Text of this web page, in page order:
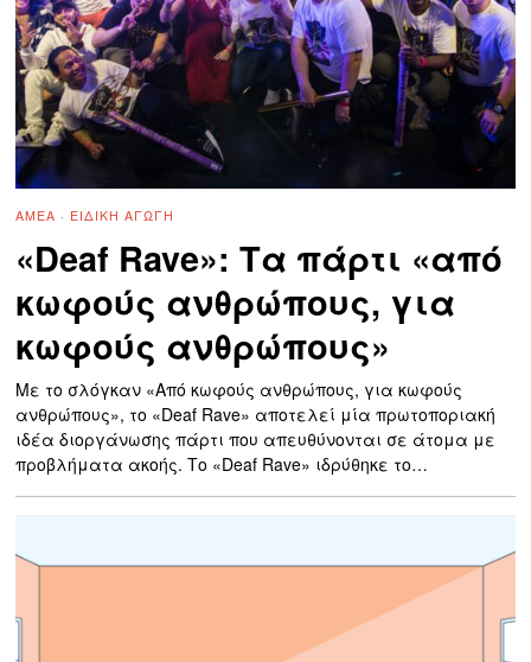
ΑΜΕΑ · ΕΙΔΙΚΉ ΑΓΩΓΉ
«Deaf Rave»: Τα πάρτι «από
κωφούς ανθρώπους, για
κωφούς ανθρώπους»
Με το σλόγκαν «Από κωφούς ανθρώπους, για κωφούς
ανθρώπους», το «Deaf Rave» αποτελεί μία πρωτοποριακή
ιδέα διοργάνωσης πάρτι που απευθύνονται σε άτομα με
προβλήματα ακοής. Το «Deaf Rave» ιδρύθηκε το…